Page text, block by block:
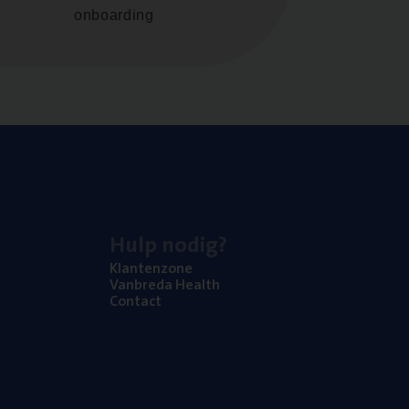
onboarding
Klan­ten­zo­ne
Van­b­re­da Health
Con­tact